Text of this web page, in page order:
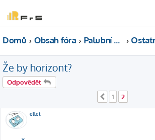
Domů Obsah fóra Palubní elektronika
Že by horizont?
Odpovědět
Předchozí
1 2
ellet